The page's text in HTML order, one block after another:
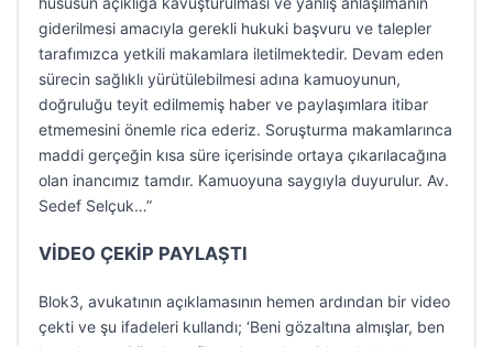
giderilmesi amacıyla gerekli hukuki başvuru ve talepler
tarafımızca yetkili makamlara iletilmektedir. Devam eden
sürecin sağlıklı yürütülebilmesi adına kamuoyunun,
doğruluğu teyit edilmemiş haber ve paylaşımlara itibar
etmemesini önemle rica ederiz. Soruşturma makamlarınca
maddi gerçeğin kısa süre içerisinde ortaya çıkarılacağına
olan inancımız tamdır. Kamuoyuna saygıyla duyurulur. Av.
Sedef Selçuk…”
VİDEO ÇEKİP PAYLAŞTI
Blok3, avukatının açıklamasının hemen ardından bir video
çekti ve şu ifadeleri kullandı; ‘Beni gözaltına almışlar, ben